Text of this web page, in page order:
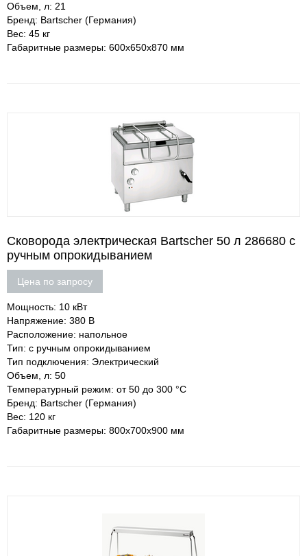
Объем, л: 21
Бренд: Bartscher (Германия)
Вес: 45 кг
Габаритные размеры: 600х650х870 мм
Сковорода электрическая Bartscher 50 л 286680 c
ручным опрокидыванием
Цена по запросу
Мощность: 10 кВт
Напряжение: 380 В
Расположение: напольное
Тип: с ручным опрокидыванием
Тип подключения: Электрический
Объем, л: 50
Температурный режим: от 50 до 300 °C
Бренд: Bartscher (Германия)
Вес: 120 кг
Габаритные размеры: 800х700х900 мм